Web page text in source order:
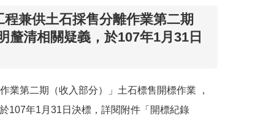
兼供土石採售分離作業第二期
釐清相關疑義，於107年1月31日
業第二期（收入部分）」土石標售開標作業 ，
107年1月31日決標，詳閱附件「開標紀錄